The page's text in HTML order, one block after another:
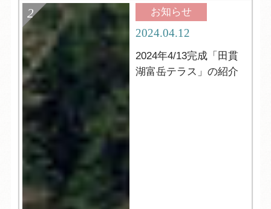
お知らせ
2024.04.12
2024年4/13完成「田貫
湖富岳テラス」の紹介